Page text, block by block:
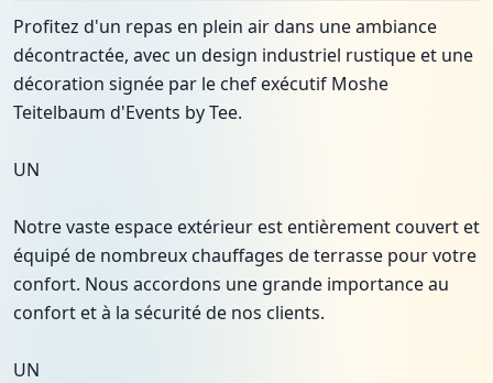
Profitez d'un repas en plein air dans une ambiance
décontractée, avec un design industriel rustique et une
décoration signée par le chef exécutif Moshe
Teitelbaum d'Events by Tee.
UN
Notre vaste espace extérieur est entièrement couvert et
équipé de nombreux chauffages de terrasse pour votre
confort. Nous accordons une grande importance au
confort et à la sécurité de nos clients.
UN